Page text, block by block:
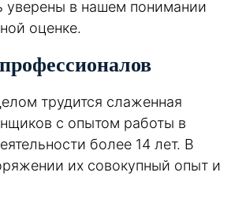
уверены в нашем понимании
оценке.
трудится слаженная
с опытом работы в
более 14 лет. В
их совокупный опыт и